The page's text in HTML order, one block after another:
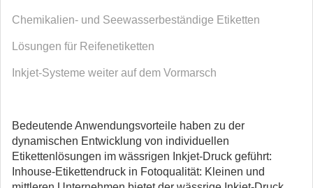
Chemikalien- und Seewasserbeständige Etiketten
Lösungen für Reifenetiketten
Inkjet-Systeme weiter auf dem Vormarsch
Bedeutende Anwendungsvorteile haben zu der
dynamischen Entwicklung von individuellen
Etikettenlösungen im wässrigen Inkjet-Druck geführt:
Inhouse-Etikettendruck in Fotoqualität: Kleinen und